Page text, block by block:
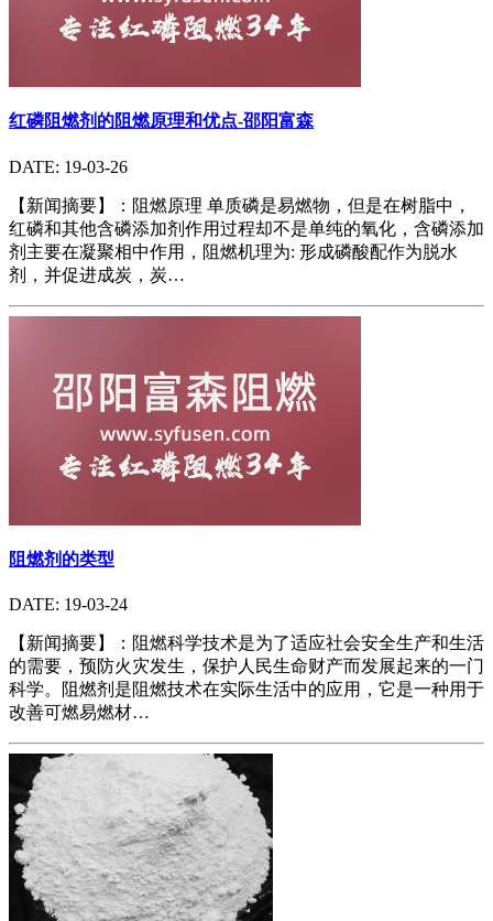
红磷阻燃剂的阻燃原理和优点-邵阳富森
DATE: 19-03-26
【新闻摘要】：阻燃原理 单质磷是易燃物，但是在树脂中，
红磷和其他含磷添加剂作用过程却不是单纯的氧化，含磷添加
剂主要在凝聚相中作用，阻燃机理为: 形成磷酸配作为脱水
剂，并促进成炭，炭…
阻燃剂的类型
DATE: 19-03-24
【新闻摘要】：阻燃科学技术是为了适应社会安全生产和生活
的需要，预防火灾发生，保护人民生命财产而发展起来的一门
科学。阻燃剂是阻燃技术在实际生活中的应用，它是一种用于
改善可燃易燃材…